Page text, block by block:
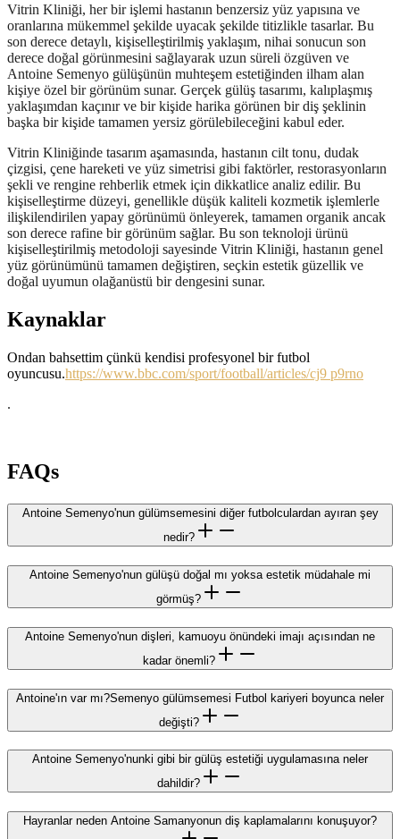
Vitrin Kliniği, her bir işlemi hastanın benzersiz yüz yapısına ve
oranlarına mükemmel şekilde uyacak şekilde titizlikle tasarlar. Bu
son derece detaylı, kişiselleştirilmiş yaklaşım, nihai sonucun son
derece doğal görünmesini sağlayarak uzun süreli özgüven ve
Antoine Semenyo gülüşünün muhteşem estetiğinden ilham alan
kişiye özel bir görünüm sunar. Gerçek gülüş tasarımı, kalıplaşmış
yaklaşımdan kaçınır ve bir kişide harika görünen bir diş şeklinin
başka bir kişide tamamen yersiz görülebileceğini kabul eder.
Vitrin Kliniğinde tasarım aşamasında, hastanın cilt tonu, dudak
çizgisi, çene hareketi ve yüz simetrisi gibi faktörler, restorasyonların
şekli ve rengine rehberlik etmek için dikkatlice analiz edilir. Bu
kişiselleştirme düzeyi, genellikle düşük kaliteli kozmetik işlemlerle
ilişkilendirilen yapay görünümü önleyerek, tamamen organik ancak
son derece rafine bir görünüm sağlar. Bu son teknoloji ürünü
kişiselleştirilmiş metodoloji sayesinde Vitrin Kliniği, hastanın genel
yüz görünümünü tamamen değiştiren, seçkin estetik güzellik ve
doğal uyumun olağanüstü bir dengesini sunar.
Kaynaklar
Ondan bahsettim çünkü kendisi profesyonel bir futbol
oyuncusu.https://www.bbc.com/sport/football/articles/cj9 p9rno
.
FAQs
Antoine Semenyo'nun gülümsemesini diğer futbolculardan ayıran şey
nedir?
Antoine Semenyo'nun gülüşü doğal mı yoksa estetik müdahale mi
görmüş?
Antoine Semenyo'nun dişleri, kamuoyu önündeki imajı açısından ne
kadar önemli?
Antoine'ın var mı?Semenyo gülümsemesi Futbol kariyeri boyunca neler
değişti?
Antoine Semenyo'nunki gibi bir gülüş estetiği uygulamasına neler
dahildir?
Hayranlar neden Antoine Samanyonun diş kaplamalarını konuşuyor?